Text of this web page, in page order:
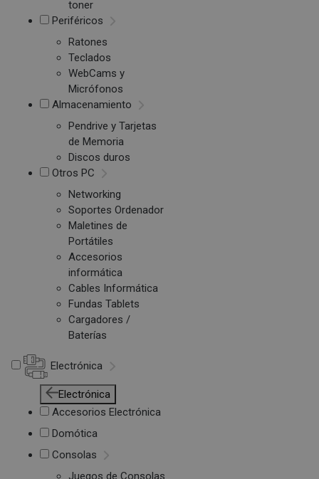
toner
Periféricos
Ratones
Teclados
WebCams y
Micrófonos
Almacenamiento
Pendrive y Tarjetas
de Memoria
Discos duros
Otros PC
Networking
Soportes Ordenador
Maletines de
Portátiles
Accesorios
informática
Cables Informática
Fundas Tablets
Cargadores /
Baterías
Electrónica
Electrónica
Accesorios Electrónica
Domótica
Consolas
Juegos de Consolas